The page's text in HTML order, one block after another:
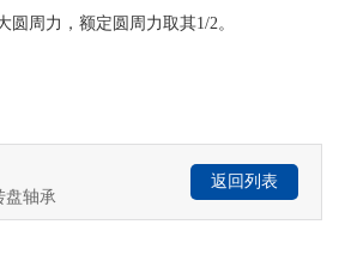
圆周力，额定圆周力取其1/2。
盘轴承
返回列表